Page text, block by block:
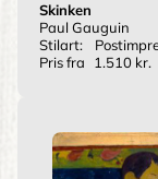
Skinken
Paul Gauguin
Stilart:
Pris fra
1.510 kr.